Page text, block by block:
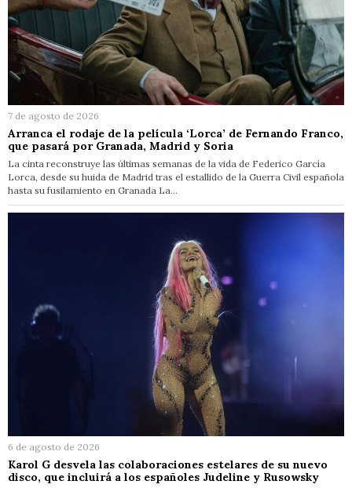
7 de agosto de 2026
Arranca el rodaje de la película ‘Lorca’ de Fernando Franco,
que pasará por Granada, Madrid y Soria
La cinta reconstruye las últimas semanas de la vida de Federico García
Lorca, desde su huida de Madrid tras el estallido de la Guerra Civil española
hasta su fusilamiento en Granada La…
6 de agosto de 2026
Karol G desvela las colaboraciones estelares de su nuevo
disco, que incluirá a los españoles Judeline y Rusowsky